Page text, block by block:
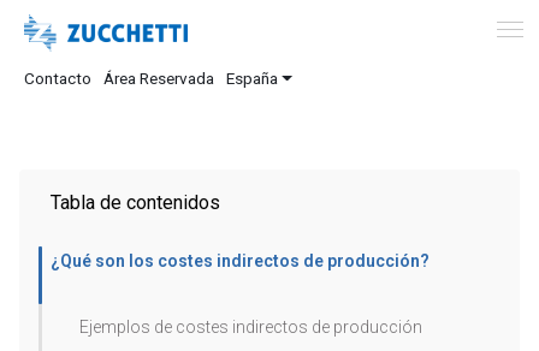
Contacto Área Reservada España
Tabla de contenidos
¿Qué son los costes indirectos de producción?
Ejemplos de costes indirectos de producción